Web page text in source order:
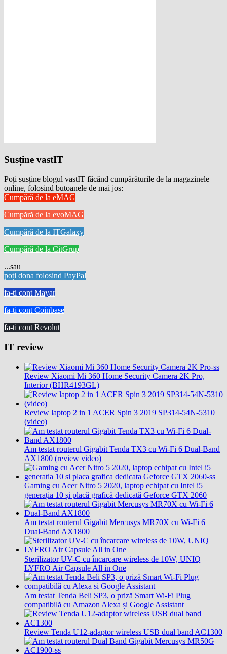
Susține vastIT
Poți susține blogul vastIT făcând cumpărăturile de la magazinele
online, folosind butoanele de mai jos:
Cumpără de la eMAG
Cumpără de la evoMAG
Cumpără de la ITGalaxy
Cumpără de la CitGrup
...sau
poți dona folosind PayPal
fa-ti cont Mayar
fa-ti cont Coinbase
fa-ti cont Revolut
IT review
Review Xiaomi Mi 360 Home Security Camera 2K Pro,
Interior (BHR4193GL)
Review laptop 2 in 1 ACER Spin 3 2019 SP314-54N-5310
(video)
Am testat routerul Gigabit Tenda TX3 cu Wi-Fi 6 Dual-Band
AX1800 (review video)
Gaming cu Acer Nitro 5 2020, laptop echipat cu Intel i5
generația 10 și placă grafică dedicată Geforce GTX 2060
Am testat routerul Gigabit Mercusys MR70X cu Wi-Fi 6
Dual-Band AX1800
Sterilizator UV-C cu încarcare wireless de 10W, UNIQ
LYFRO Air Capsule All in One
Am testat Tenda Beli SP3, o priză Smart Wi-Fi Plug
compatibilă cu Amazon Alexa și Google Assistant
Review Tenda U12-adaptor wireless USB dual band AC1300